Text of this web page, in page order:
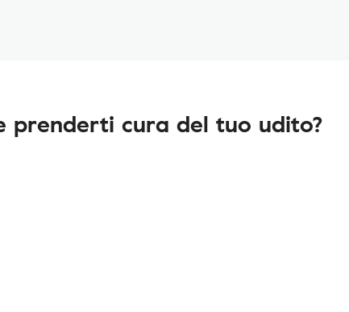
prenderti cura del tuo udito?